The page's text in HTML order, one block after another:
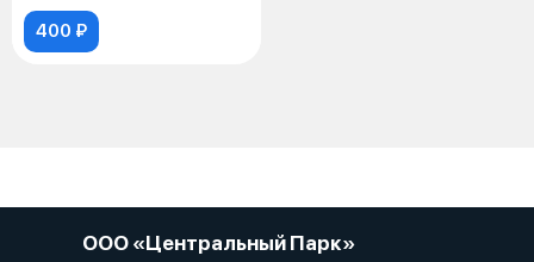
400 ₽
ООО «Центральный Парк»